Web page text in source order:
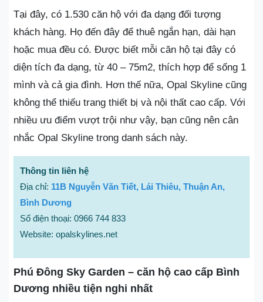
Tại đây, có 1.530 căn hộ với đa dạng đối tượng
khách hàng. Họ đến đây để thuê ngắn hạn, dài hạn
hoặc mua đều có. Được biết mỗi căn hộ tại đây có
diện tích đa dạng, từ 40 – 75m2, thích hợp để sống 1
mình và cả gia đình. Hơn thế nữa, Opal Skyline cũng
không thể thiếu trang thiết bị và nội thất cao cấp. Với
nhiều ưu điểm vượt trội như vậy, bạn cũng nên cân
nhắc Opal Skyline trong danh sách này.
Thông tin liên hệ
Địa chỉ: 11B Nguyễn Văn Tiết, Lái Thiêu, Thuận An,
Bình Dương
Số điện thoại: 0966 744 833
Website: opalskylines.net
Phú Đông Sky Garden – căn hộ cao cấp Bình
Dương nhiều tiện nghi nhất